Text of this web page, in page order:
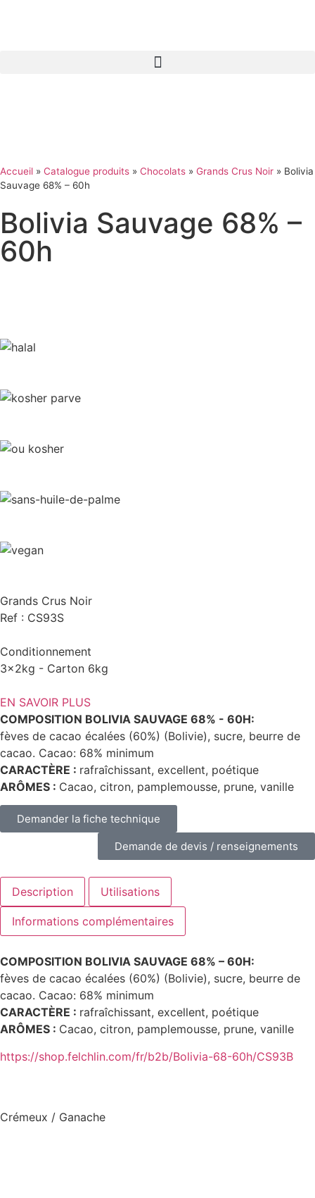
Accueil » Catalogue produits » Chocolats » Grands Crus Noir » Bolivia
Sauvage 68% – 60h
Bolivia Sauvage 68% –
60h
Grands Crus Noir
Ref : CS93S
Conditionnement
3x2kg - Carton 6kg
EN SAVOIR PLUS
COMPOSITION BOLIVIA SAUVAGE 68% - 60H:
fèves de cacao écalées (60%) (Bolivie), sucre, beurre de
cacao. Cacao: 68% minimum
CARACTÈRE : rafraîchissant, excellent, poétique
ARÔMES : Cacao, citron, pamplemousse, prune, vanille
Demander la fiche technique
Demande de devis / renseignements
Description Utilisations
Informations complémentaires
COMPOSITION BOLIVIA SAUVAGE 68% – 60H:
fèves de cacao écalées (60%) (Bolivie), sucre, beurre de
cacao. Cacao: 68% minimum
CARACTÈRE : rafraîchissant, excellent, poétique
ARÔMES : Cacao, citron, pamplemousse, prune, vanille
https://shop.felchlin.com/fr/b2b/Bolivia-68-60h/CS93B
Crémeux / Ganache